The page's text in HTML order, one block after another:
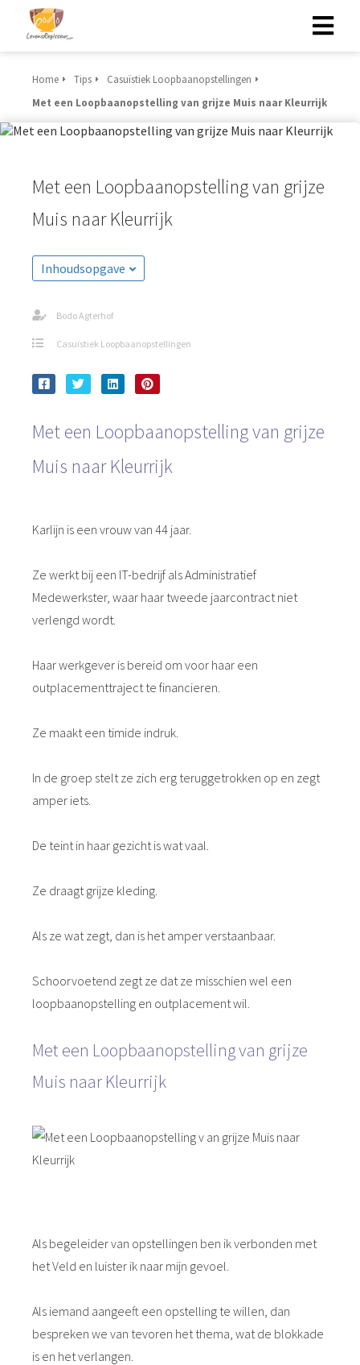
Home Tips
Casuïstiek Loopbaanopstellingen
Met een Loopbaanopstelling van grijze Muis naar Kleurrijk
Met een Loopbaanopstelling van grijze
Muis naar Kleurrijk
Inhoudsopgave
Bodo Agterhof
Casuïstiek Loopbaanopstellingen
Met een Loopbaanopstelling van grijze
Muis naar Kleurrijk
Karlijn is een vrouw van 44 jaar.
Ze werkt bij een IT-bedrijf als Administratief
Medewerkster, waar haar tweede jaarcontract niet
verlengd wordt.
Haar werkgever is bereid om voor haar een
outplacementtraject te financieren.
Ze maakt een timide indruk.
In de groep stelt ze zich erg teruggetrokken op en zegt
amper iets.
De teint in haar gezicht is wat vaal.
Ze draagt grijze kleding.
Als ze wat zegt, dan is het amper verstaanbaar.
Schoorvoetend zegt ze dat ze misschien wel een
loopbaanopstelling en outplacement wil.
Met een Loopbaanopstelling van grijze
Muis naar Kleurrijk
Als begeleider van opstellingen ben ik verbonden met
het Veld en luister ik naar mijn gevoel.
Als iemand aangeeft een opstelling te willen, dan
bespreken we van tevoren het thema, wat de blokkade
is en het verlangen.